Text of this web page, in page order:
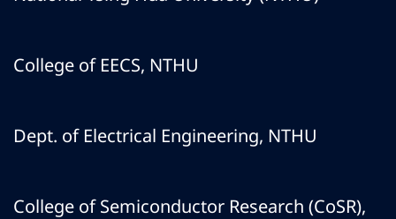
College of EECS, NTHU
Dept. of Electrical Engineering, NTHU
College of Semiconductor Research (CoSR),